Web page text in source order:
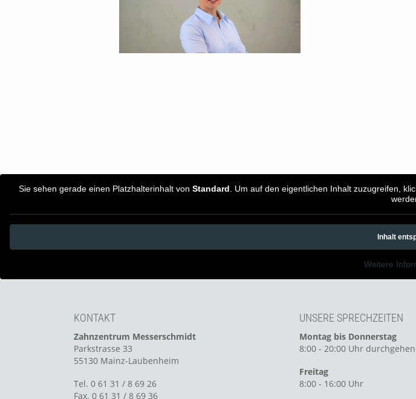
Sie sehen gerade einen Platzhalterinhalt von Standard. Um auf den eigentlichen Inhalt zuzugreifen,
Inhalt
Weitere
KONTAKT
Zahnzentrum Messerschmidt
Parkstrasse 33
55130 Mainz-Laubenheim
Tel. 0 61 31 / 8 69 26
Fax. 0 61 31 / 8 69 36
UNSERE SPRECHZEITEN
Montag bis Donnerstag
8:00 - 20:00 Uhr
Freitag
8:00 - 16:00 Uhr